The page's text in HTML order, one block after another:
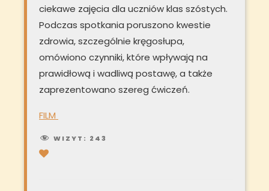
ciekawe zajęcia dla uczniów klas szóstych.
Podczas spotkania poruszono kwestie
zdrowia, szczególnie kręgosłupa,
omówiono czynniki, które wpływają na
prawidłową i wadliwą postawę, a także
zaprezentowano szereg ćwiczeń.
FILM
WIZYT: 243